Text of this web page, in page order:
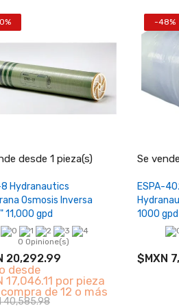
desde 1 pieza(s)
− +
Añadir al carrito
Hydranautics
Osmosis Inversa
11,000 gpd
0 Opinione(s)
20,292.99
desde
17,046.11 por pieza
de 12 o más
40,585.98
-48%
Se
ESPA-
1000 gpd
$MXN